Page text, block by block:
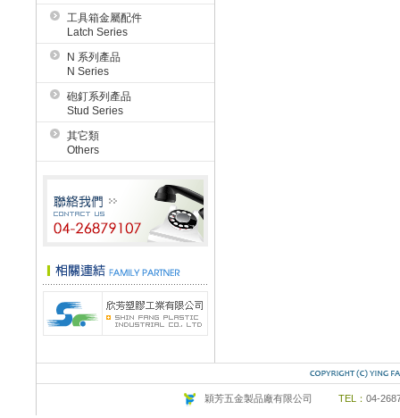
工具箱金屬配件
Latch Series
N 系列產品
N Series
砲釘系列產品
Stud Series
其它類
Others
穎芳五金製品廠有限公司 TEL： 04-